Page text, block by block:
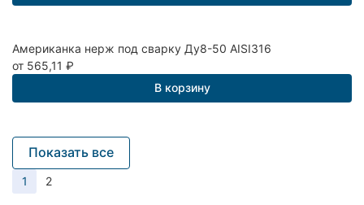
Американка нерж под сварку Ду8-50 AISI316
от 565,11 ₽
В корзину
Показать все
1 2